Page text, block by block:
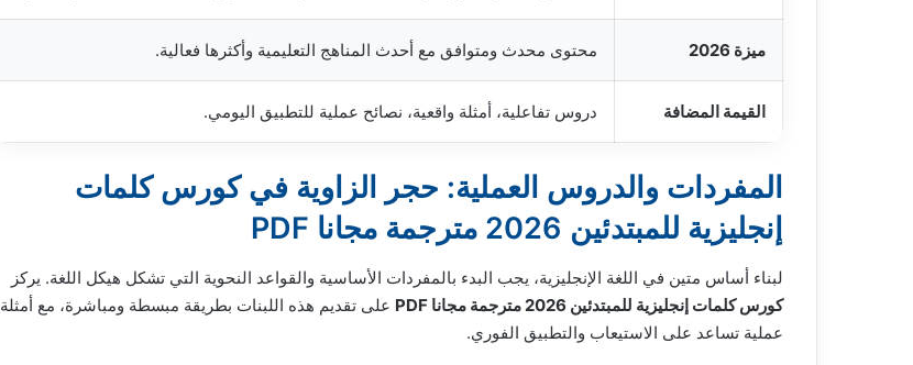
ميزة 2026 محتوى محدث ومتوافق مع أحدث المناهج التعليمية وأكثرها فعالية.
القيمة المضافة دروس تفاعلية، أمثلة واقعية، نصائح عملية للتطبيق اليومي.
المفردات والدروس العملية: حجر الزاوية في كورس كلمات
إنجليزية للمبتدئين 2026 مترجمة مجانا PDF
لبناء أساس متين في اللغة الإنجليزية، يجب البدء بالمفردات الأساسية والقواعد النحوية التي تشكل هيكل اللغة. يركز
كورس كلمات إنجليزية للمبتدئين 2026 مترجمة مجانا PDF
على تقديم هذه اللبنات بطريقة مبسطة ومباشرة، مع أمثلة
عملية تساعد على الاستيعاب والتطبيق الفوري.